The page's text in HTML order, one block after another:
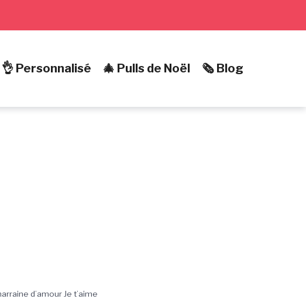
👌 Personnalisé 🎄 Pulls de Noël 🗞️ Blog
d’amour Je t’aime